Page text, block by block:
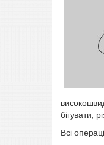
бігувати,
Всі